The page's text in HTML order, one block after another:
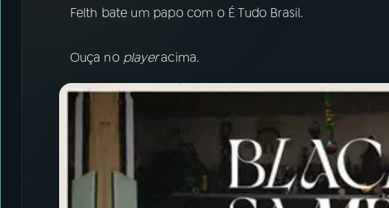
ACOMPANHE A RÁDIO NACIONAL
Felth bate um papo com o É Tudo Brasil.
Ouça no playeracima.